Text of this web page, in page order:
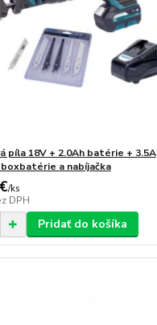
píla 18V + 2.0Ah batérie + 3.5A
boxbatérie a nabíjačka
/ks
DPH
Pridať do košíka